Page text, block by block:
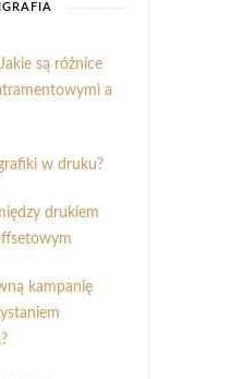
są różnice
a
w druku?
drukiem
kampanię